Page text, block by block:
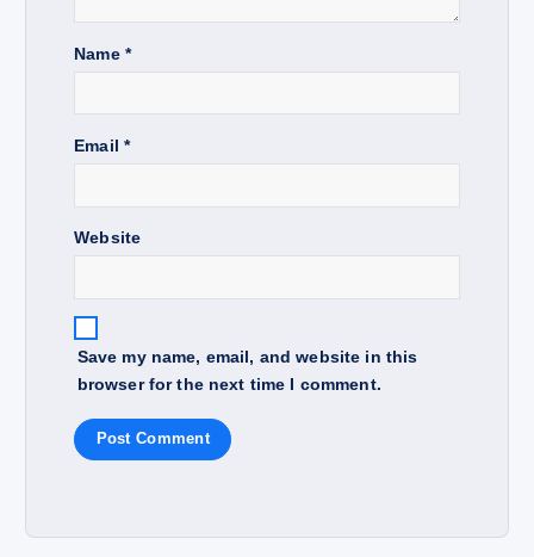
Name *
Email *
Website
Save my name, email, and website in this
browser for the next time I comment.